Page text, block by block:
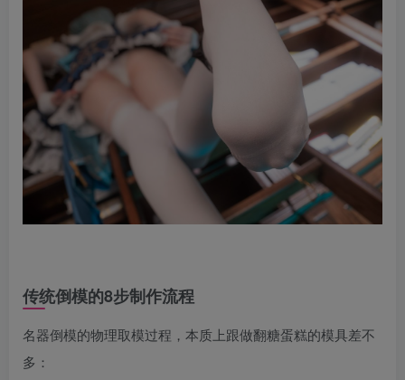
传统倒模的8步制作流程
名器倒模的物理取模过程，本质上跟做翻糖蛋糕的模具差不
多：